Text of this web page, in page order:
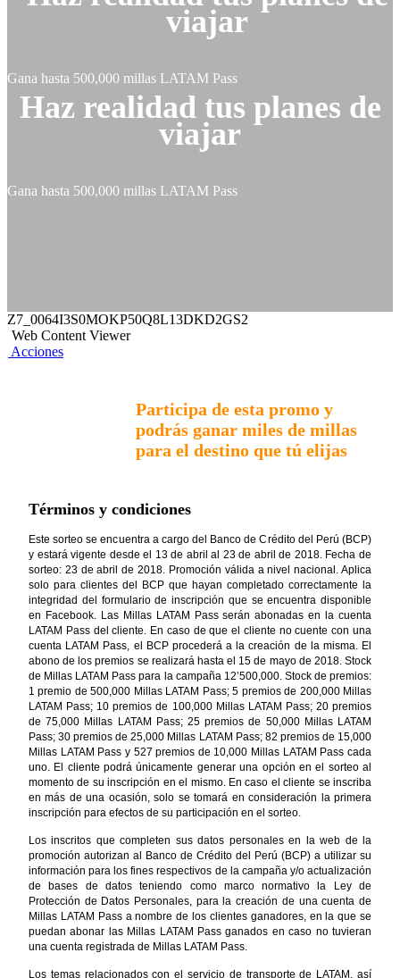
viajar
Gana hasta 500,000 millas LATAM Pass
Haz realidad tus planes de
viajar
Gana hasta 500,000 millas LATAM Pass
Z7_0064I3S0MOKP50Q8L13DKD2GS2
Web Content Viewer
Acciones
Participa de esta promo y
podrás ganar miles de millas
para el destino que tú elijas
Términos y condiciones
Este sorteo se encuentraa cargo del Banco de Crédito del Perú (BCP)
y estará vigente desde el 13 de abril al 23 de abril de 2018. Fecha de
sorteo: 23 de abril de 2018. Promoción válida a nivel nacional. Aplica
solo para clientes del BCP que hayan completado correctamente la
integridad del formulario de inscripción que se encuentra disponible
en Facebook. Las Millas LATAM Pass serán abonadas en la cuenta
LATAM Pass del cliente. En caso de que el cliente no cuente con una
cuenta LATAM Pass, el BCP procederá a la creación de la misma. El
abono de los premios se realizará hasta el 15 de mayo de 2018. Stock
de Millas LATAM Pass para la campaña 12’500,000. Stock de premios:
1 premio de 500,000 Millas LATAM Pass; 5 premios de 200,000 Millas
LATAM Pass; 10 premios de 100,000 Millas LATAM Pass; 20 premios
de 75,000 Millas LATAM Pass; 25 premios de 50,000 Millas LATAM
Pass; 30 premios de 25,000 Millas LATAM Pass; 82 premios de 15,000
Millas LATAM Pass y 527 premios de 10,000 Millas LATAM Pass cada
uno. El cliente podrá únicamente generar una opción en el sorteo al
momento de su inscripción en el mismo. En caso el cliente se inscriba
en más de una ocasión, solo se tomará en consideración la primera
inscripción para efectos de su participación en el sorteo.
Los inscritos que completen sus datos personales en la web de la
promoción autorizan al Banco de Crédito del Perú (BCP) a utilizar su
información para los fines respectivos de la campaña y/o actualización
de bases de datos teniendo como marco normativo la Ley de
Protección de Datos Personales, para la creación de una cuenta de
Millas LATAM Pass a nombre de los clientes ganadores, en la que se
puedan abonar las Millas LATAM Pass ganados en caso no tuvieran
una cuenta registrada de Millas LATAM Pass.
Los temas relacionados con el servicio de transporte de LATAM, así